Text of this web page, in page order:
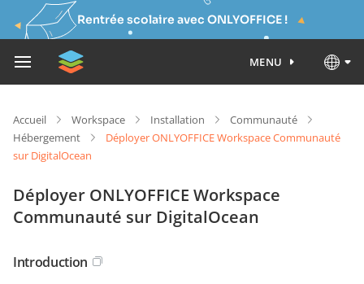
Rentrée scolaire avec ONLYOFFICE !
MENU
Accueil Workspace Installation
Communauté
Hébergement
Déployer ONLYOFFICE Workspace Communauté
sur DigitalOcean
Déployer ONLYOFFICE Workspace
Communauté sur DigitalOcean
Introduction